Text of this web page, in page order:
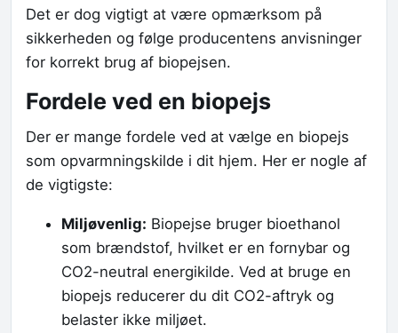
Det er dog vigtigt at være opmærksom på
sikkerheden og følge producentens anvisninger
for korrekt brug af biopejsen.
Fordele ved en biopejs
Der er mange fordele ved at vælge en biopejs
som opvarmningskilde i dit hjem. Her er nogle af
de vigtigste:
Miljøvenlig: Biopejse bruger bioethanol
som brændstof, hvilket er en fornybar og
CO2-neutral energikilde. Ved at bruge en
biopejs reducerer du dit CO2-aftryk og
belaster ikke miljøet.